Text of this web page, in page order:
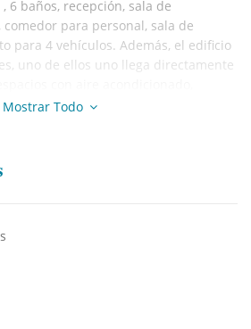
6 baños, recepción, sala de
para personal, sala de
para 4 vehículos. Además, el edificio
uno de ellos uno llega directamente
luminarias, cielo raso, sistema contra
Mostrar Todo